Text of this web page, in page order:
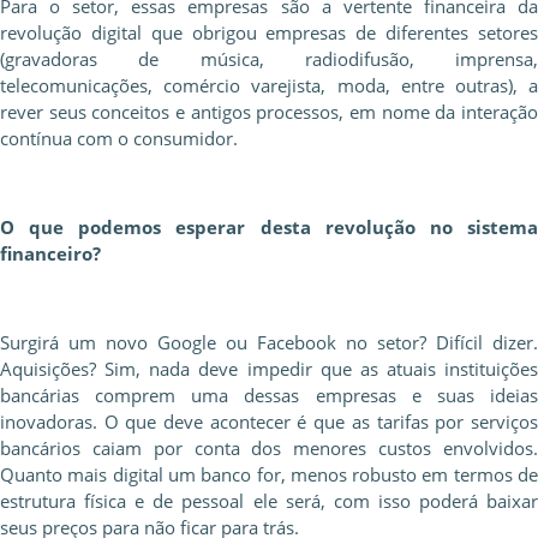
Para o setor, essas empresas são a vertente financeira da
revolução digital que obrigou empresas de diferentes setores
(gravadoras de música, radiodifusão, imprensa,
telecomunicações, comércio varejista, moda, entre outras), a
rever seus conceitos e antigos processos, em nome da interação
contínua com o consumidor.
O que podemos esperar desta revolução no sistema
financeiro?
Surgirá um novo Google ou Facebook no setor? Difícil dizer.
Aquisições? Sim, nada deve impedir que as atuais instituições
bancárias comprem uma dessas empresas e suas ideias
inovadoras. O que deve acontecer é que as tarifas por serviços
bancários caiam por conta dos menores custos envolvidos.
Quanto mais digital um banco for, menos robusto em termos de
estrutura física e de pessoal ele será, com isso poderá baixar
seus preços para não ficar para trás.